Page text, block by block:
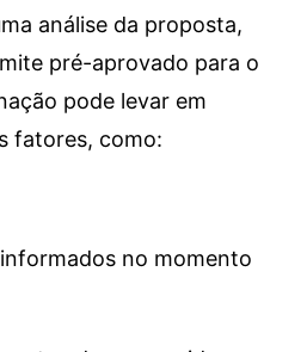
análise da proposta,
pré-aprovado para o
pode levar em
fatores, como:
no momento